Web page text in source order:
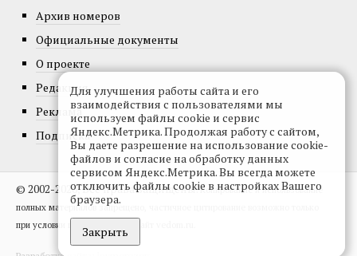
Архив номеров
Официальные документы
О проекте
Редакция
Реклама
Подписка
© 2002-2026, Все права защищены.Копирование и использование
полных материалов запрещено, частичное цитирование возможно только
при условии гиперссылки на сайт vedom.ru.
Для улучшения работы сайта и его
взаимодействия с пользователями мы
используем файлы cookie и сервис
Яндекс.Метрика. Продолжая работу с сайтом,
Вы даете разрешение на использование cookie-
файлов и согласие на обработку данных
сервисом Яндекс.Метрика. Вы всегда можете
отключить файлы cookie в настройках Вашего
браузера.
Закрыть